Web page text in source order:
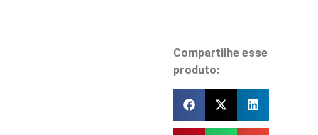
Compartilhe esse
produto: